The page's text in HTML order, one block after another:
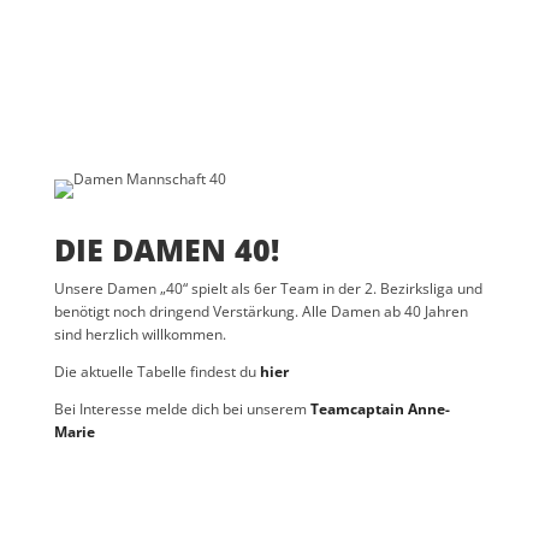
DIE DAMEN 40!
Unsere Damen „40“ spielt als 6er Team in der 2. Bezirksliga und
benötigt noch dringend Verstärkung. Alle Damen ab 40 Jahren
sind herzlich willkommen.
Die aktuelle Tabelle findest du hier
Bei Interesse melde dich bei unseremTeamcaptain Anne-
Marie